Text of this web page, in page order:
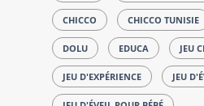
CHICCO CHICCO TUNISIE
DOLU EDUCA JEU
JEU D'EXPÉRIENCE JEU